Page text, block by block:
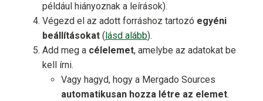
például hiányoznak a leírások).
Végezd el az adott forráshoz tartozó egyéni
beállításokat ( lásd alább).
Add meg a célelemet, amelybe az adatokat be
kell írni.
Vagy hagyd, hogy a Mergado Sources
automatikusan hozza létre az elemet.